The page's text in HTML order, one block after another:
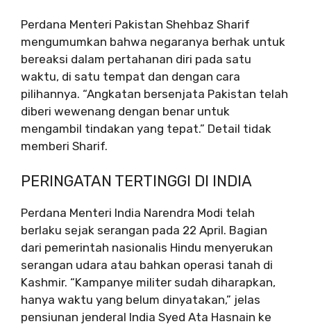
Perdana Menteri Pakistan Shehbaz Sharif
mengumumkan bahwa negaranya berhak untuk
bereaksi dalam pertahanan diri pada satu
waktu, di satu tempat dan dengan cara
pilihannya. “Angkatan bersenjata Pakistan telah
diberi wewenang dengan benar untuk
mengambil tindakan yang tepat.” Detail tidak
memberi Sharif.
PERINGATAN TERTINGGI DI INDIA
Perdana Menteri India Narendra Modi telah
berlaku sejak serangan pada 22 April. Bagian
dari pemerintah nasionalis Hindu menyerukan
serangan udara atau bahkan operasi tanah di
Kashmir. “Kampanye militer sudah diharapkan,
hanya waktu yang belum dinyatakan,” jelas
pensiunan jenderal India Syed Ata Hasnain ke